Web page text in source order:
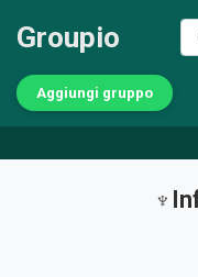
Groupio
Aggiungi gruppo